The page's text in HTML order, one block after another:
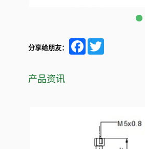
分享给朋友：
Facebook
产品资讯